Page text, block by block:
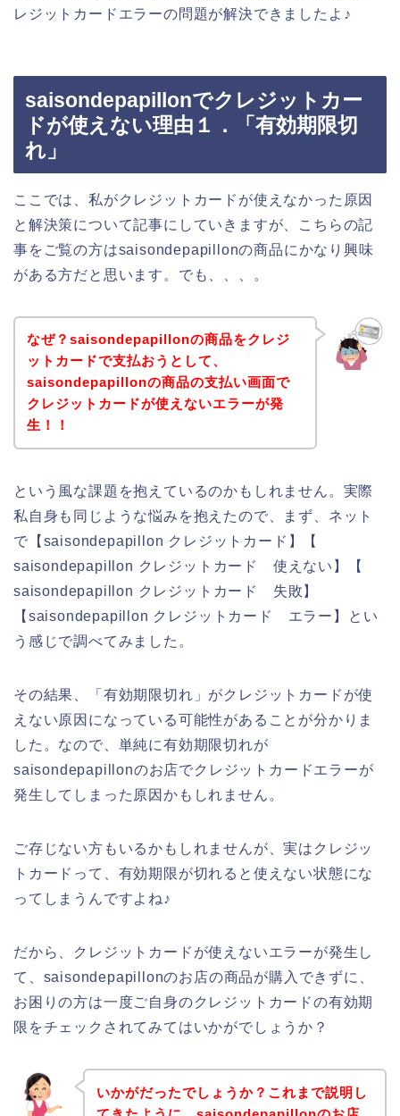
レジットカードエラーの問題が解決できましたよ♪
saisondepapillonでクレジットカー
ドが使えない理由１．「有効期限切
れ」
ここでは、私がクレジットカードが使えなかった原因
と解決策について記事にしていきますが、こちらの記
事をご覧の方はsaisondepapillonの商品にかなり興味
がある方だと思います。でも、、、。
なぜ？saisondepapillonの商品をクレジ
ットカードで支払おうとして、
saisondepapillonの商品の支払い画面で
クレジットカードが使えないエラーが発
生！！
という風な課題を抱えているのかもしれません。実際
私自身も同じような悩みを抱えたので、まず、ネット
で【saisondepapillon クレジットカード】【
saisondepapillon クレジットカード 使えない】【
saisondepapillon クレジットカード 失敗】
【saisondepapillon クレジットカード エラー】とい
う感じで調べてみました。
その結果、「有効期限切れ」がクレジットカードが使
えない原因になっている可能性があることが分かりま
した。なので、単純に有効期限切れが
saisondepapillonのお店でクレジットカードエラーが
発生してしまった原因かもしれません。
ご存じない方もいるかもしれませんが、実はクレジッ
トカードって、有効期限が切れると使えない状態にな
ってしまうんですよね♪
だから、クレジットカードが使えないエラーが発生し
て、saisondepapillonのお店の商品が購入できずに、
お困りの方は一度ご自身のクレジットカードの有効期
限をチェックされてみてはいかがでしょうか？
いかがだったでしょうか？これまで説明し